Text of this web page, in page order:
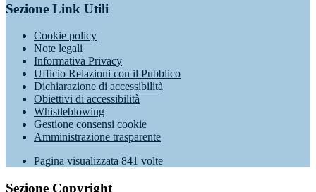
Sezione Link Utili
Cookie policy
Note legali
Informativa Privacy
Ufficio Relazioni con il Pubblico
Dichiarazione di accessibilità
Obiettivi di accessibilità
Whistleblowing
Gestione consensi cookie
Amministrazione trasparente
Pagina visualizzata 841 volte
Sezione Copyright